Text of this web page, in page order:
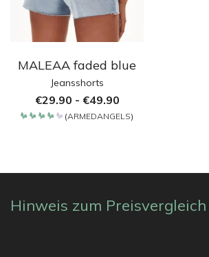
MALEAA faded blue
Jeansshorts
€29.90 - €49.90
(ARMEDANGELS)
Hinweis zum Preisvergleich